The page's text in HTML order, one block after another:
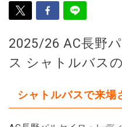
2025/26 AC長野
ス シャトルバス
シャトルバスで来場